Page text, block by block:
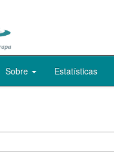
Sobre Estatísticas